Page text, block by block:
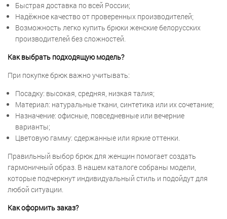
Быстрая доставка по всей России;
Надёжное качество от проверенных производителей;
Возможность легко купить брюки женские белорусских
производителей без сложностей.
Как выбрать подходящую модель?
При покупке брюк важно учитывать:
Посадку: высокая, средняя, низкая талия;
Материал: натуральные ткани, синтетика или их сочетание;
Назначение: офисные, повседневные или вечерние
варианты;
Цветовую гамму: сдержанные или яркие оттенки.
Правильный выбор брюк для женщин помогает создать
гармоничный образ. В нашем каталоге собраны модели,
которые подчеркнут индивидуальный стиль и подойдут для
любой ситуации.
Как оформить заказ?